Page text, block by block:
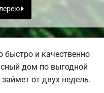
и качественно
дом по выгодной
от двух недель.